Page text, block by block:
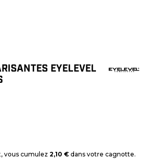
EYELEVEL
vous cumulez 2,10 €dans votre cagnotte.